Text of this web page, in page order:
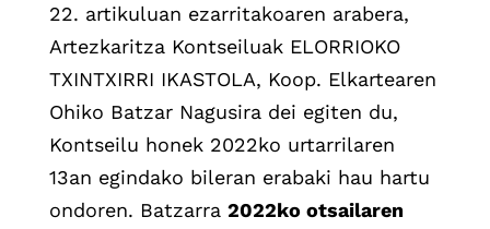
22. artikuluan ezarritakoaren arabera,
Artezkaritza Kontseiluak ELORRIOKO
TXINTXIRRI IKASTOLA, Koop. Elkartearen
Ohiko Batzar Nagusira dei egiten du,
Kontseilu honek 2022ko urtarrilaren
13an egindako bileran erabaki hau hartu
ondoren. Batzarra 2022ko otsailaren